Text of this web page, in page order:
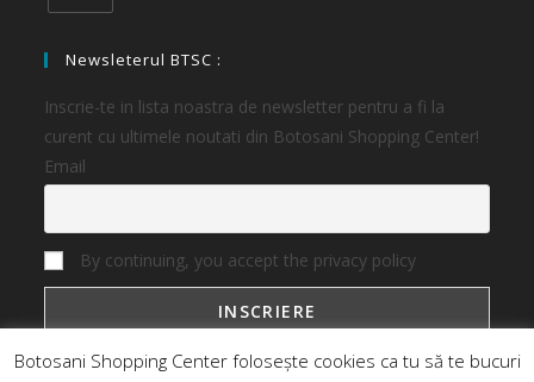
Newsleterul BTSC :
Inscrie-te in lista noastra de newsletter pentru a fi la
curent cu ultimele noutati din Botosani Shopping Center!
Email
By continuing, you accept the privacy policy
Botosani Shopping Center folosește cookies ca tu să te bucuri